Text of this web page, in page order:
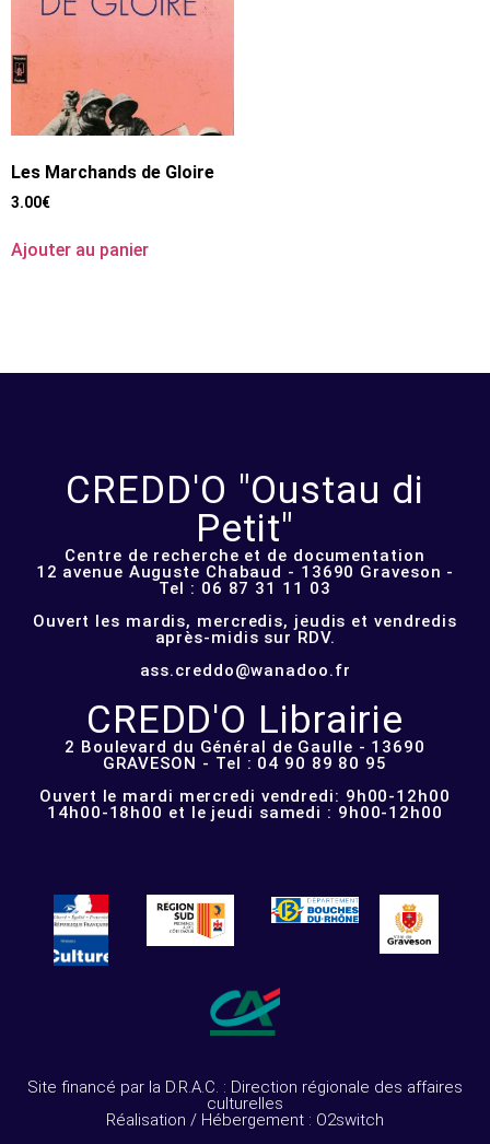
Les Marchands de Gloire
3.00€
Ajouter au panier
CREDD'O "Oustau di
Petit"
Centre de recherche et de documentation
12 avenue Auguste Chabaud - 13690 Graveson -
Tel : 06 87 31 11 03
Ouvert les mardis, mercredis, jeudis et vendredis
après-midis sur RDV.
ass.creddo@wanadoo.fr
CREDD'O Librairie
2 Boulevard du Général de Gaulle - 13690
GRAVESON - Tel : 04 90 89 80 95
Ouvert le mardi mercredi vendredi: 9h00-12h00
14h00-18h00 et le jeudi samedi : 9h00-12h00
Site financé par la D.R.A.C. : Direction régionale des affaires
culturelles
Réalisation / Hébergement : O2switch